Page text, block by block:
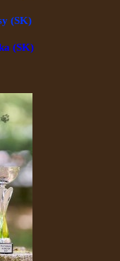
(SK)
(SK)